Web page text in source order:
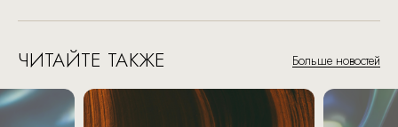
ЧИТАЙТЕ ТАКЖЕ Больше новостей